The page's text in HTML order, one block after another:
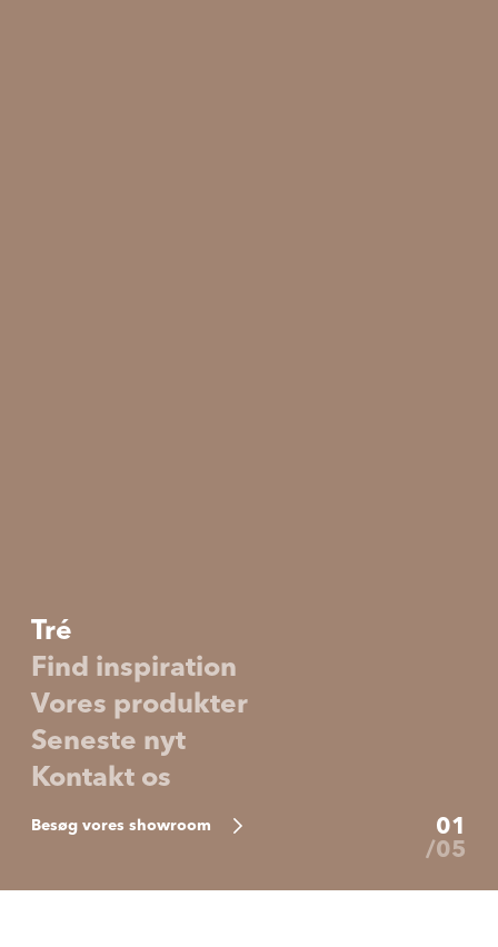
Tré
Find inspiration
Vores produkter
Seneste nyt
Kontakt os
Besøg vores showroom
01
05